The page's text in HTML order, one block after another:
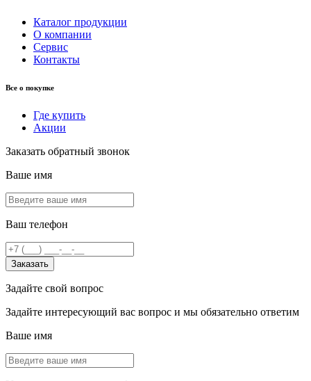
Каталог продукции
О компании
Сервис
Контакты
Все о покупке
Где купить
Акции
Заказать обратный звонок
Ваше имя
Ваш телефон
Заказать
Задайте свой вопрос
Задайте интересующий вас вопрос и мы обязательно ответим
Ваше имя